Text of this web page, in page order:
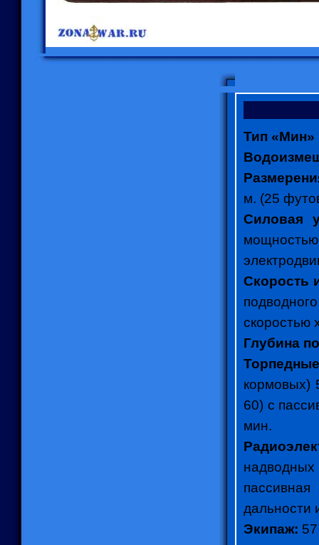
Тип «Мин»
м. (25
Силовая
Скорость
скоростью
Глубина
кормовых)
60) с
мин.
дальности
Экипаж: